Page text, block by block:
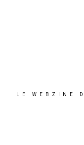
LE WEBZINE